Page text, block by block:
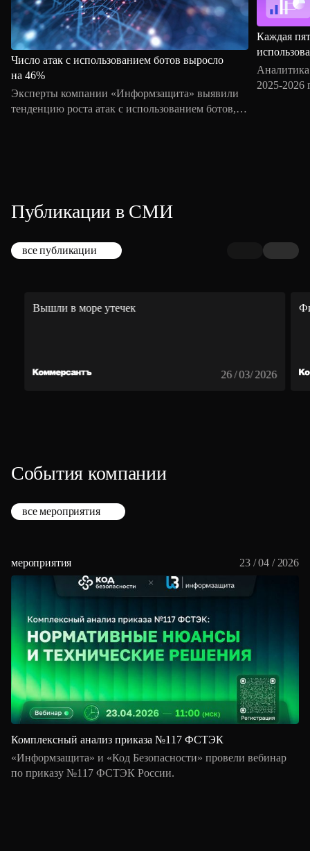
Число атак с использованием ботов выросло
на 46%
Эксперты компании «Информзащита» выявили
тенденцию роста атак с использованием ботов, за
инфраструктуру.
Каждая
2025-2026
Публикации в СМИ
все публикации
Вышли в море утечек
26 / 03/ 2026
События компании
все мероприятия
мероприятия 23 / 04 / 2026
Комплексный анализ приказа №117 ФСТЭК
«Информзащита» и «Код Безопасности» провели вебинар
по приказу №117 ФСТЭК России.